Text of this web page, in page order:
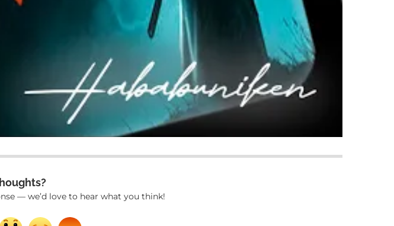
— we’d love to hear what you think!